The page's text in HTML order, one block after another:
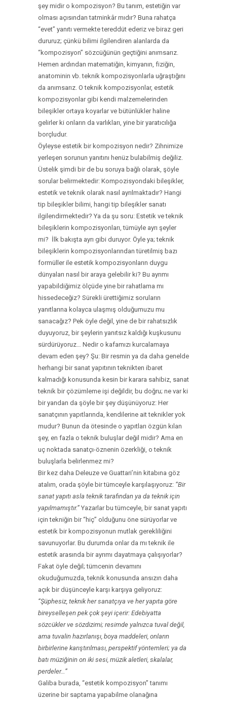
şey midir o kompozisyon? Bu tanım, estetiğin var
olması açısından tatminkâr mıdır? Buna rahatça
“evet” yanıtı vermekte tereddüt ederiz ve biraz geri
dururuz; çünkü bilimi ilgilendiren alanlarda da
“kompozisyon” sözcüğünün geçtiğini anımsarız.
Hemen ardından matematiğin, kimyanın, fiziğin,
anatominin vb. teknik kompozisyonlarla uğraştığını
da anımsarız. O teknik kompozisyonlar, estetik
kompozisyonlar gibi kendi malzemelerinden
bileşikler ortaya koyarlar ve bütünlükler haline
gelirler ki onların da varlıkları, yine bir yaratıcılığa
borçludur.
Öyleyse estetik bir kompozisyon nedir? Zihnimize
yerleşen sorunun yanıtını henüz bulabilmiş değiliz.
Üstelik şimdi bir de bu soruya bağlı olarak, şöyle
sorular belirmektedir: Kompozisyondaki bileşikler,
estetik ve teknik olarak nasıl ayrılmaktadır? Hangi
tip bileşikler bilimi, hangi tip bileşikler sanatı
ilgilendirmektedir? Ya da şu soru: Estetik ve teknik
bileşiklerin kompozisyonları, tümüyle ayrı şeyler
mi? İlk bakışta ayrı gibi duruyor. Öyle ya; teknik
bileşiklerin kompozisyonlarından türetilmiş bazı
formüller ile estetik kompozisyonların duygu
dünyaları nasıl bir araya gelebilir ki? Bu ayrımı
yapabildiğimiz ölçüde yine bir rahatlama mı
hissedeceğiz? Sürekli ürettiğimiz soruların
yanıtlarına kolayca ulaşmış olduğumuzu mu
sanacağız? Pek öyle değil, yine de bir rahatsızlık
duyuyoruz, bir şeylerin yanıtsız kaldığı kuşkusunu
sürdürüyoruz… Nedir o kafamızı kurcalamaya
devam eden şey? Şu: Bir resmin ya da daha genelde
herhangi bir sanat yapıtının teknikten ibaret
kalmadığı konusunda kesin bir karara sahibiz, sanat
teknik bir çözümleme işi değildir, bu doğru; ne var ki
bir yandan da şöyle bir şey düşünüyoruz: Her
sanatçının yapıtlarında, kendilerine ait teknikler yok
mudur? Bunun da ötesinde o yapıtları özgün kılan
şey, en fazla o teknik buluşlar değil midir? Ama en
uç noktada sanatçı-öznenin özerkliği, o teknik
buluşlarla belirlenmez mi?
Bir kez daha Deleuze ve Guattari’nin kitabına göz
atalım, orada şöyle bir tümceyle karşılaşıyoruz: “Bir
sanat yapıtı asla teknik tarafından ya da teknik için
yapılmamıştır.” Yazarlar bu tümceyle, bir sanat yapıtı
için tekniğin bir “hiç” olduğunu öne sürüyorlar ve
estetik bir kompozisyonun mutlak gerekliliğini
savunuyorlar. Bu durumda onlar da mı teknik ile
estetik arasında bir ayrımı dayatmaya çalışıyorlar?
Fakat öyle değil; tümcenin devamını
okuduğumuzda, teknik konusunda ansızın daha
açık bir düşünceyle karşı karşıya geliyoruz:
“Şüphesiz, teknik her sanatçıya ve her yapıta göre
bireyselleşen pek çok şeyi içerir: Edebiyatta
sözcükler ve sözdizimi; resimde yalnızca tuval değil,
ama tuvalin hazırlanışı, boya maddeleri, onların
birbirlerine karıştırılması, perspektif yöntemleri; ya da
batı müziğinin on iki sesi, müzik aletleri, skalalar,
perdeler…”
Galiba burada, “estetik kompozisyon” tanımı
üzerine bir saptama yapabilme olanağına